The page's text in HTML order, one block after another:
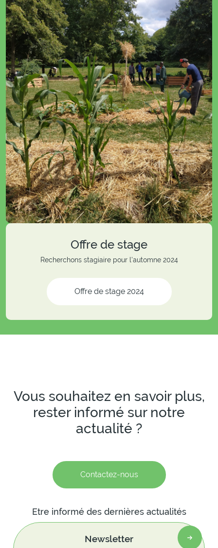
Offre de stage
Recherchons stagiaire pour l'automne 2024
Offre de stage 2024
Vous souhaitez en savoir plus,
rester informé sur notre
actualité ?
Contactez-nous
Etre informé des dernières actualités
Newsletter